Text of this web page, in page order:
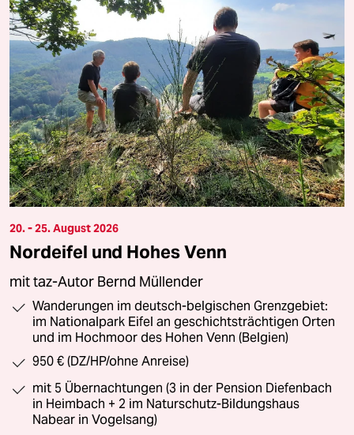
20. - 25. August 2026
Nordeifel und Hohes Venn
mit taz-Autor Bernd Müllender
Wanderungen im deutsch-belgischen Grenzgebiet:
im Nationalpark Eifel an geschichtsträchtigen Orten
und im Hochmoor des Hohen Venn (Belgien)
950 € (DZ/HP/ohne Anreise)
mit 5 Übernachtungen (3 in der Pension Diefenbach
in Heimbach + 2 im Naturschutz-Bildungshaus
Nabear in Vogelsang)